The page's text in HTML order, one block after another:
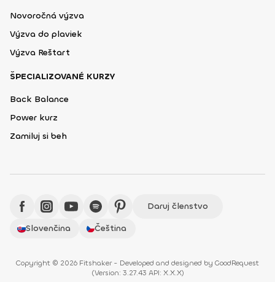
Novoročná výzva
Výzva do plaviek
Výzva Reštart
ŠPECIALIZOVANÉ KURZY
Back Balance
Power kurz
Zamiluj si beh
Daruj členstvo
Slovenčina
Čeština
Copyright © 2026 Fitshaker - Developed and designed by GoodRequest
(Version: 3.27.43 API: X.X.X)